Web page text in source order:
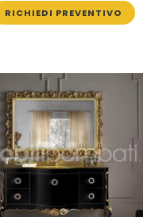
RICHIEDI PREVENTIVO